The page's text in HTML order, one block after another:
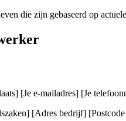
die zijn gebaseerd op
[Je e-mailadres] [Je
[Adres bedrijf]